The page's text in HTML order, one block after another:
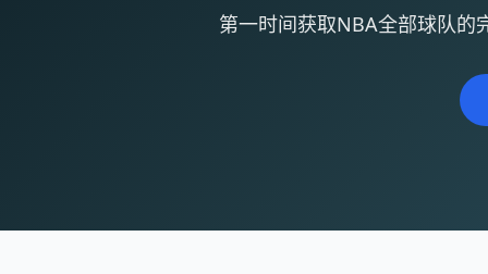
第一时间获取NBA全部球队的